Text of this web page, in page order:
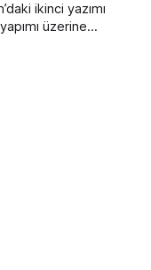
ikinci yazımı
üzerine
Esplora’nın